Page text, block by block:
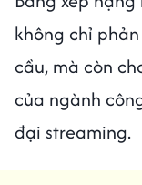
không chỉ
cầu, mà còn
của ngành
đại streaming.